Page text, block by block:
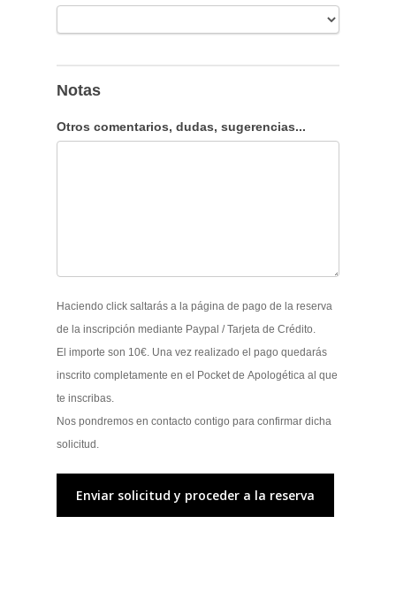
Notas
Otros comentarios, dudas, sugerencias...
Haciendo click saltarás a la página de pago de la reserva
de la inscripción mediante Paypal / Tarjeta de Crédito.
El importe son 10€. Una vez realizado el pago quedarás
inscrito completamente en el Pocket de Apologética al que
te inscribas.
Nos pondremos en contacto contigo para confirmar dicha
solicitud.